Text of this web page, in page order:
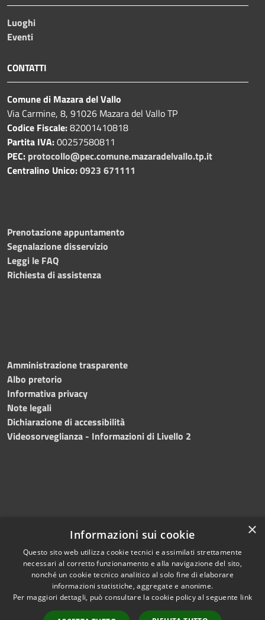
Luoghi
Eventi
CONTATTI
Comune di Mazara del Vallo
Via Carmine, 8, 91026 Mazara del Vallo TP
Codice Fiscale:82001410818
Partita IVA:00257580811
PEC: protocollo@pec.comune.mazaradelvallo.tp.it
Centralino Unico:0923 671111
Prenotazione appuntamento
Segnalazione disservizio
Leggi le FAQ
Richiesta di assistenza
Amministrazione trasparente
Albo pretorio
Informativa privacy
Note legali
Dichiarazione di accessibilità
Videosorveglianza - Informazioni di Livello 2
Accessibilità
Privacy
Copyright © 2024 •
Comune di Mazara del
Vallo• Powered
byMunicipium• Redazione
×
Informazioni sui cookie
Questo sito web utilizza cookie tecnici e assimilati strettamente
necessari al corretto funzionamento e alla navigazione del sito,
nonché un cookie tecnico analitico al solo fine di elaborare
informazioni statistiche, aggregate e anonime.
Per maggiori dettagli, può consultare la cookie policy al seguente link